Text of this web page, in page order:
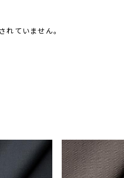
れていません。